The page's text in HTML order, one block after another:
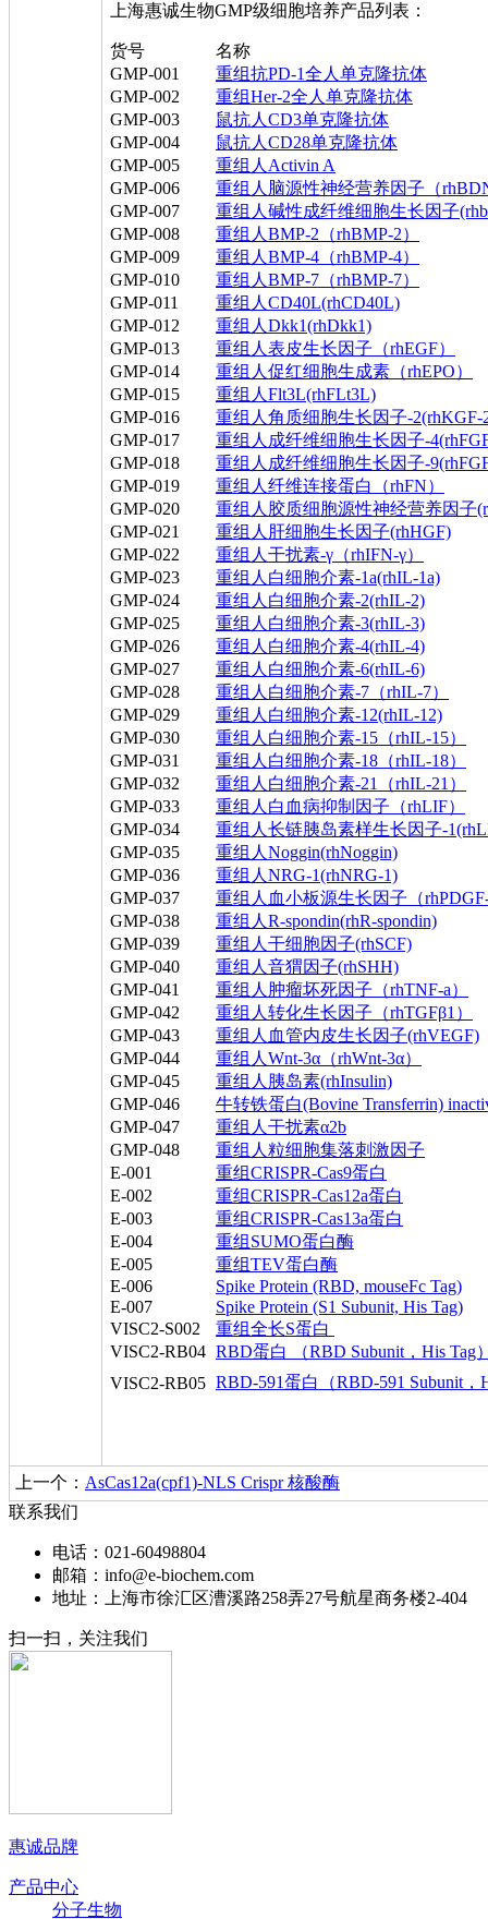
上海惠诚生物GMP级细胞培养产品列表：
货号
名称
GMP-001
重组抗PD-1全人单克隆抗体
GMP-002
重组Her-2全人单克隆抗体
GMP-003
鼠抗人CD3单克隆抗体
GMP-004
鼠抗人CD28单克隆抗体
GMP-005
重组人Activin A
GMP-006
重组人脑源性神经营养因子（
GMP-007
重组人碱性成纤维细胞生长因子
GMP-008
重组人BMP-2（rhBMP-2）
GMP-009
重组人BMP-4（rhBMP-4）
GMP-010
重组人BMP-7（rhBMP-7）
GMP-011
重组人CD40L(rhCD40L)
GMP-012
重组人Dkk1(rhDkk1)
GMP-013
重组人表皮生长因子（rhEGF）
GMP-014
重组人促红细胞生成素（rhEPO）
GMP-015
重组人Flt3L(rhFLt3L)
GMP-016
重组人角质细胞生长因子-2(rhKGF-
GMP-017
重组人成纤维细胞生长因子-
GMP-018
重组人成纤维细胞生长因子-
GMP-019
重组人纤维连接蛋白（rhFN）
GMP-020
重组人胶质细胞源性神经营养因子
GMP-021
重组人肝细胞生长因子(rhHGF)
GMP-022
重组人干扰素-γ（rhIFN-γ）
GMP-023
重组人白细胞介素-1a(rhIL-1a)
GMP-024
重组人白细胞介素-2(rhIL-2)
GMP-025
重组人白细胞介素-3(rhIL-3)
GMP-026
重组人白细胞介素-4(rhIL-4)
GMP-027
重组人白细胞介素-6(rhIL-6)
GMP-028
重组人白细胞介素-7（rhIL-7）
GMP-029
重组人白细胞介素-12(rhIL-12)
GMP-030
重组人白细胞介素-15（rhIL-15）
GMP-031
重组人白细胞介素-18（rhIL-18）
GMP-032
重组人白细胞介素-21（rhIL-21）
GMP-033
重组人白血病抑制因子（rhLIF）
GMP-034
重组人长链胰岛素样生长因子-
GMP-035
重组人Noggin(rhNoggin)
GMP-036
重组人NRG-1(rhNRG-1)
GMP-037
重组人血小板源生长因子（
GMP-038
重组人R-spondin(rhR-spondin)
GMP-039
重组人干细胞因子(rhSCF)
GMP-040
重组人音猬因子(rhSHH)
GMP-041
重组人肿瘤坏死因子（rhTNF-a）
GMP-042
重组人转化生长因子（rhTGFβ1）
GMP-043
重组人血管内皮生长因子(rhVEGF)
GMP-044
重组人Wnt-3α（rhWnt-3α）
GMP-045
重组人胰岛素(rhInsulin)
GMP-046
牛转铁蛋白(Bovine Transferrin)
GMP-047
重组人干扰素α2b
GMP-048
重组人粒细胞集落刺激因子
E-001
重组CRISPR-Cas9蛋白
E-002
重组CRISPR-Cas12a蛋白
E-003
重组CRISPR-Cas13a蛋白
E-004
重组SUMO蛋白酶
E-005
重组TEV蛋白酶
E-006
Spike Protein (RBD, mouseFc Tag)
E-007
Spike Protein (S1 Subunit, His Tag)
VISC2-S002
重组全长S蛋白
VISC2-RB04 RBD蛋白 （RBD Subunit，His Tag
VISC2-RB05 RBD-591蛋白（RBD-591 Subunit，
上一个： AsCas12a(cpf1)-NLS Crispr 核酸酶
联系我们
电话：021-60498804
邮箱：info@e-biochem.com
地址：上海市徐汇区漕溪路258弄27号航星商务楼2-404
扫一扫，关注我们
惠诚品牌
产品中心
分子生物